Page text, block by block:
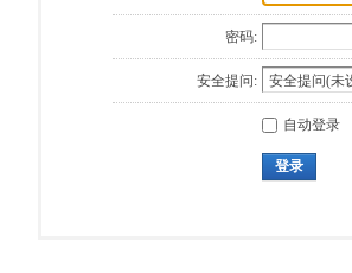
密码:
安全提问:
自动登录
登录